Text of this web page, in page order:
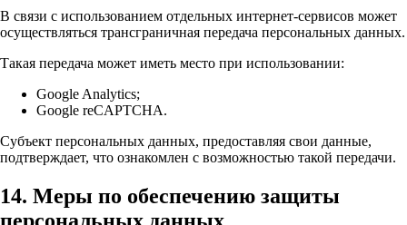
В связи с использованием отдельных интернет-сервисов может
осуществляться трансграничная передача персональных данных.
Такая передача может иметь место при использовании:
Google Analytics;
Google reCAPTCHA.
Субъект персональных данных, предоставляя свои данные,
подтверждает, что ознакомлен с возможностью такой передачи.
14. Меры по обеспечению защиты
персональных данных